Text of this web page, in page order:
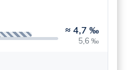
≈4,7 ‰
5,6 ‰